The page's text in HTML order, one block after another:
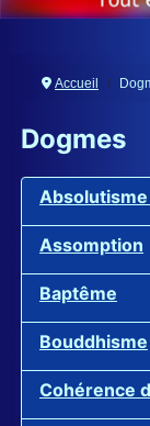
Accueil
Dogmes
Assomption
Baptême
Bouddhisme
Cohérence